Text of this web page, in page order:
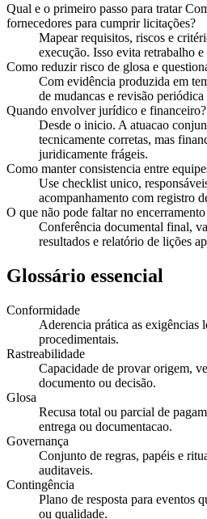
Qual e o primeiro passo para tratar
fornecedores para cumprir licitações?
Mapear requisitos, riscos e
execução. Isso evita retrabalho
Como reduzir risco de glosa e
Com evidência produzida em
de mudancas e revisão periódica
Quando envolver jurídico e financeiro?
Desde o inicio. A atuacao
tecnicamente corretas, mas
juridicamente frágeis.
Como manter consistencia entre
Use checklist unico,
acompanhamento com registro
O que não pode faltar no
Conferência documental final,
resultados e relatório de lições
Glossário essencial
Conformidade
Aderencia prática as exigências
procedimentais.
Rastreabilidade
Capacidade de provar origem,
documento ou decisão.
Glosa
Recusa total ou parcial de
entrega ou documentacao.
Governança
Conjunto de regras, papéis e
auditaveis.
Contingência
Plano de resposta para eventos
ou qualidade.